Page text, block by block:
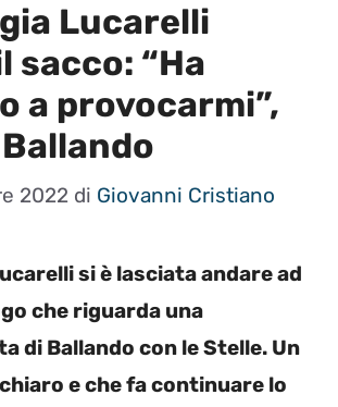
Lucarelli
sacco: “Ha
a provocarmi”,
2022 di Giovanni Cristiano
si è lasciata andare ad
che riguarda una
di Ballando con le Stelle. Un
e che fa continuare lo